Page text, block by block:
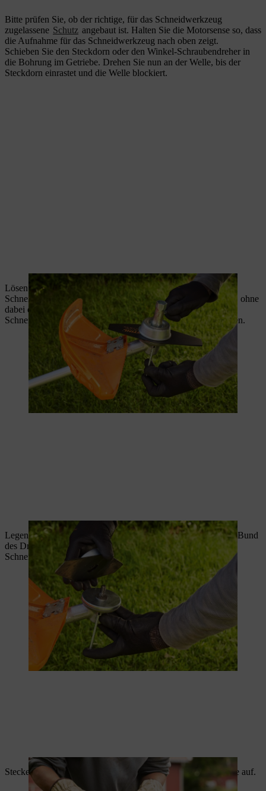
Bitte prüfen Sie, ob der richtige, für das Schneidwerkzeug
zugelassene Schutz angebaut ist. Halten Sie die Motorsense so, dass
die Aufnahme für das Schneidwerkzeug nach oben zeigt.
Schieben Sie den Steckdorn oder den Winkel-Schraubendreher in
die Bohrung im Getriebe. Drehen Sie nun an der Welle, bis der
Steckdorn einrastet und die Welle blockiert.
Lösen Sie die Mutter im Uhrzeigersinn. Ziehen Sie dann das
Schneidwerkzeug und dessen Befestigungsteile vom Getriebe, ohne
dabei den Druckteller abzunehmen. Das abgebaute Metall-
Schneidwerkzeug können Sie nun gegen ein neues austauschen.
Legen Sie das Schneidwerkzeug auf den Druckteller auf. Der Bund
des Drucktellers muss hierbei in die Bohrung des
Schneidwerkzeuges ragen.
Stecken Sie die Druckscheibe und den Laufteller auf die Welle auf.